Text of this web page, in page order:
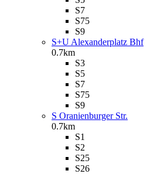
S7
S75
S9
S+U Alexanderplatz Bhf
0.7km
S3
S5
S7
S75
S9
S Oranienburger Str.
0.7km
S1
S2
S25
S26